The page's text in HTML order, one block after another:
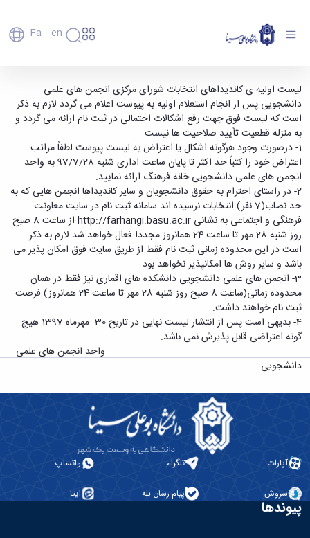
Fa En
دانشگاه
تاریخچه
و
معرفی
برنامه
راهبردی
دانشگاه
نقشه
دانشگاه
سازمان
دانشگاه
معاونت
توسعه
مدیریت
و
پشتیبانی
معاونت
آموزشی
و
تحصیلات
تکمیلی
فناوری
فرهنگی
و
اعضای
هیأت
علمی
کارکنان
دانشجویان
فارغ
التحصیلان
دانشکده‌ها
پردیس
اصلی
مهندسی
کشاورزی
شیمی
و
علوم
نفت
علوم
انسانی
هنر
و
معماری
دامپزشکی
علوم
اجتماعی
های
اقماری
ارتباط
با ما
روابط
الملل
(قدم
الآن)
Apply
Now
انتخابات انجمن های علمی دانشجویی - دانشگاه
بوعلی سینا همدان
لیست اولیه ی کاندیداهای انتخابات شورای مرکزی انجمن های علمی
دانشجویی پس از انجام استعلام اولیه به پیوست اعلام می گردد لازم به ذکر
است که لیست فوق جهت رفع اشکالات احتمالی در ثبت نام ارائه می گردد و
به منزله قطعیت تأیید صلاحیت ها نیست.
1- درصورت وجود هرگونه اشکال یا اعتراض به لیست پیوست لطفاً مراتب
اعتراض خود را کتباً حد اکثر تا پایان ساعت اداری شنبه 97/7/28 به واحد
انجمن های علمی دانشجویی خانه فرهنگ ارائه نمایید.
2- در راستای احترام به حقوق دانشجویان و سایر کاندیداها انجمن هایی که به
حد نصاب(7 نفر) انتخابات نرسیده اند سامانه ثبت نام در سایت معاونت
فرهنگی و اجتماعی به نشانی http://farhangi.basu.ac.ir از ساعت 8 صبح
روز شنبه 28 مهر تا ساعت 24 همانروز مجددا فعال خواهد شد لازم به ذکر
است در این محدوده زمانی ثبت نام فقط از طریق سایت فوق امکان پذیر می
باشد و سایر روش ها امکانپذیر نخواهد بود.
3- انجمن های علمی دانشجویی دانشکده های اقماری نیز فقط در همان
محدوده زمانی(ساعت 8 صبح روز شنبه 28 مهر تا ساعت 24 همانروز) فرصت
ثبت نام خواهند داشت.
4- بدیهی است پس از انتشار لیست نهایی در تاریخ 30 مهرماه 1397 هیچ
گونه اعتراضی قابل پذیرش نمی باشد.
واحد انجمن های علمی
دانشجویی
آپارات تلگرام واتساپ
سروش پیام رسان بله ایتا
پیوندها